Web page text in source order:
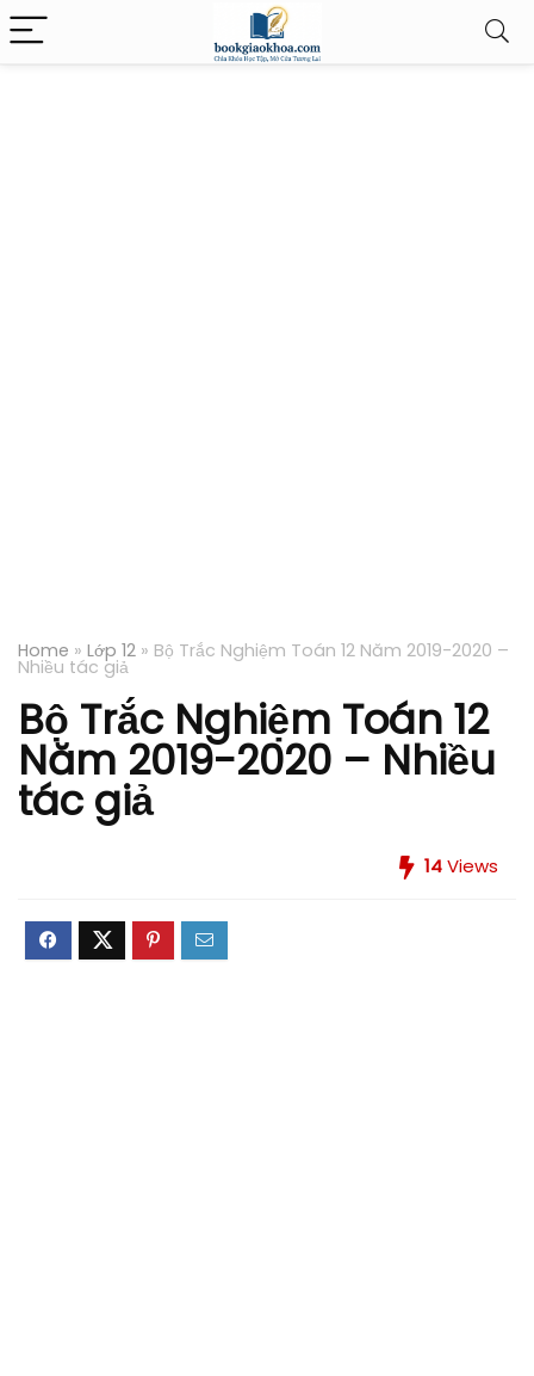
Home » Lớp 12 » Bộ Trắc Nghiệm Toán 12 Năm 2019-2020 –
Nhiều tác giả
Bộ Trắc Nghiệm Toán 12
Năm 2019-2020 – Nhiều
tác giả
14Views